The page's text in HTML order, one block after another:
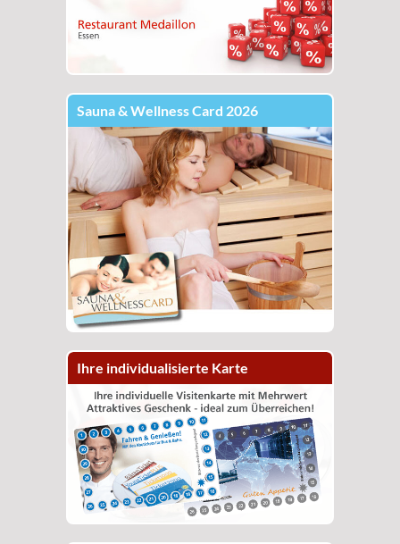
Sauna & Wellness Card 2026
Ihre individualisierte Karte